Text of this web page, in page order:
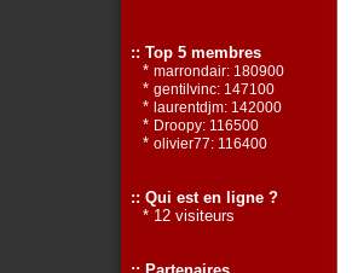
:: Top 5 membres
* marrondair: 180900
* gentilvinc: 147100
* laurentdjm: 142000
* Droopy: 116500
* olivier77: 116400
:: Qui est en ligne ?
* 12 visiteurs